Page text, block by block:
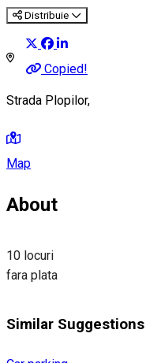
Distribuie
Copied!
Strada Plopilor,
Map
About
10 locuri
fara plata
Similar Suggestions